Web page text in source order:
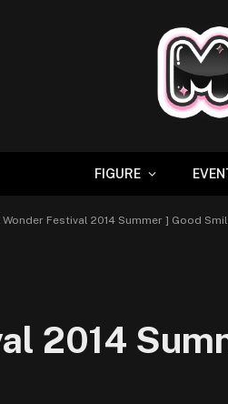
FIGURE
Wonder Festival 2014 Summer ] Good
2014